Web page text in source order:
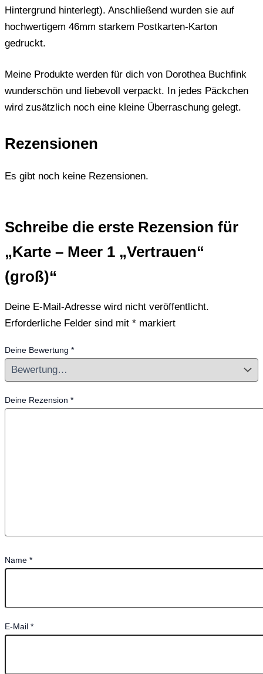
Hintergrund hinterlegt). Anschließend wurden sie auf
hochwertigem 46mm starkem Postkarten-Karton
gedruckt.
Meine Produkte werden für dich von Dorothea Buchfink
wunderschön und liebevoll verpackt. In jedes Päckchen
wird zusätzlich noch eine kleine Überraschung gelegt.
Rezensionen
Es gibt noch keine Rezensionen.
Schreibe die erste Rezension für
„Karte – Meer 1 „Vertrauen“
(groß)“
Deine E-Mail-Adresse wird nicht veröffentlicht.
Erforderliche Felder sind mit * markiert
Deine Bewertung *
Deine Rezension *
Name *
E-Mail *